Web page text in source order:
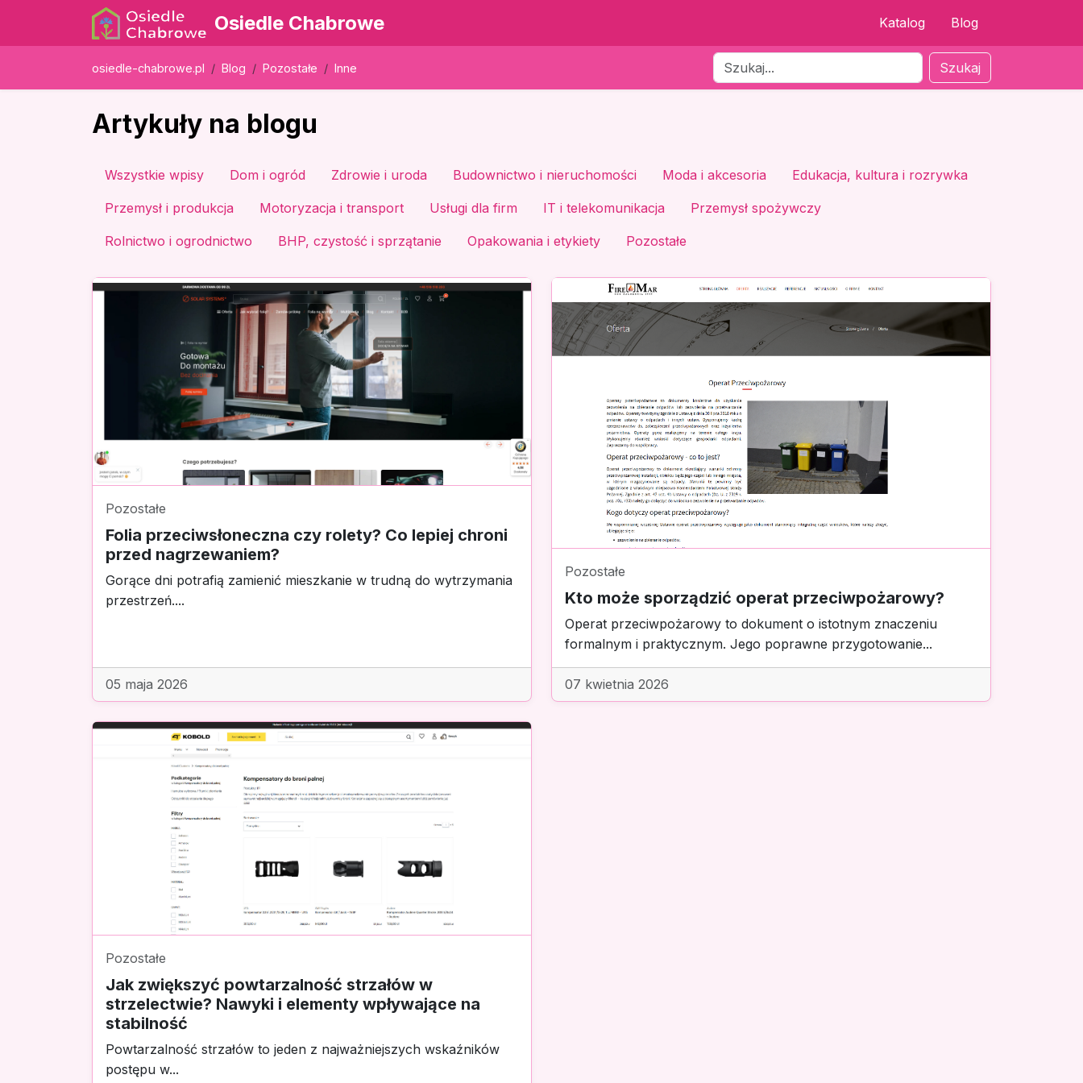
Osiedle Chabrowe Katalog Blog
osiedle-chabrowe.pl Blog Pozostałe Inne Szukaj
Artykuły na blogu
Wszystkie wpisy Dom i ogród Zdrowie i uroda Budownictwo i nieruchomości Moda i akcesoria Edukacja, kultura i rozrywka
Przemysł i produkcja Motoryzacja i transport Usługi dla firm IT i telekomunikacja Przemysł spożywczy
Rolnictwo i ogrodnictwo BHP, czystość i sprzątanie Opakowania i etykiety Pozostałe
Pozostałe
Folia przeciwsłoneczna czy rolety? Co lepiej chroni
przed nagrzewaniem?
Gorące dni potrafią zamienić mieszkanie w trudną do wytrzymania
przestrzeń....
05 maja 2026
Pozostałe
Kto może sporządzić operat przeciwpożarowy?
Operat przeciwpożarowy to dokument o istotnym znaczeniu
formalnym i praktycznym. Jego poprawne przygotowanie...
07 kwietnia 2026
Pozostałe
Jak zwiększyć powtarzalność strzałów w
strzelectwie? Nawyki i elementy wpływające na
stabilność
Powtarzalność strzałów to jeden z najważniejszych wskaźników
postępu w...